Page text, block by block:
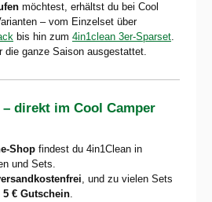
möchtest, erhältst du bei Cool
– vom Einzelset über
bis hin zum 4in1clean 3er-Sparset.
die ganze Saison ausgestattet.
direkt im Cool Camper
Shop findest du 4in1Clean in
und Sets.
, und zu vielen Sets
5 € Gutschein.